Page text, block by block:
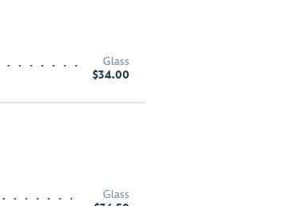
Glass
$34.00
Glass